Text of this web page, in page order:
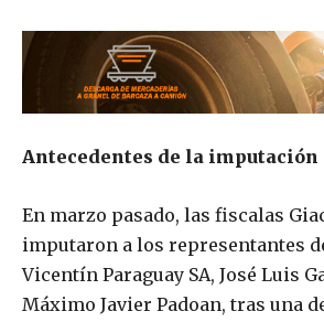
Antecedentes de la imputación
En marzo pasado, las fiscalas
imputaron a los representantes
Vicentín Paraguay SA, José Luis
Máximo Javier Padoan, tras una